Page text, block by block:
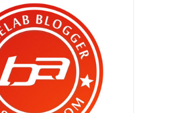
Vaganza Musim 5, minggu ke
poyo kan mereka yang 'bikin'
Expo 2018 - Produk Halal
kini di Ma...